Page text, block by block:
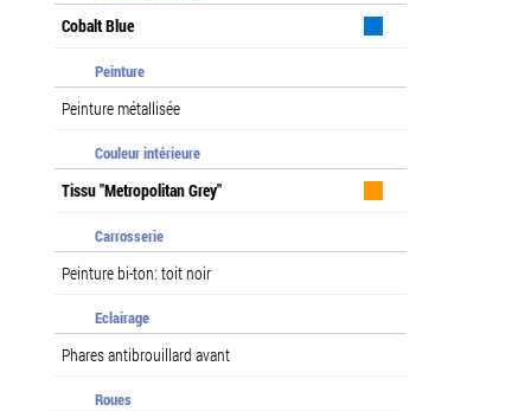
Cobalt Blue
Peinture
Peinture métallisée
Couleur intérieure
Tissu "Metropolitan Grey"
Carrosserie
Peinture bi-ton: toit noir
Eclairage
Phares antibrouillard avant
Roues